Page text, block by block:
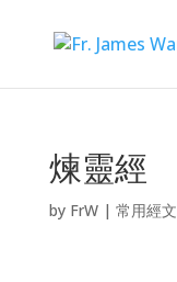
煉靈經
by FrW| 常用經文